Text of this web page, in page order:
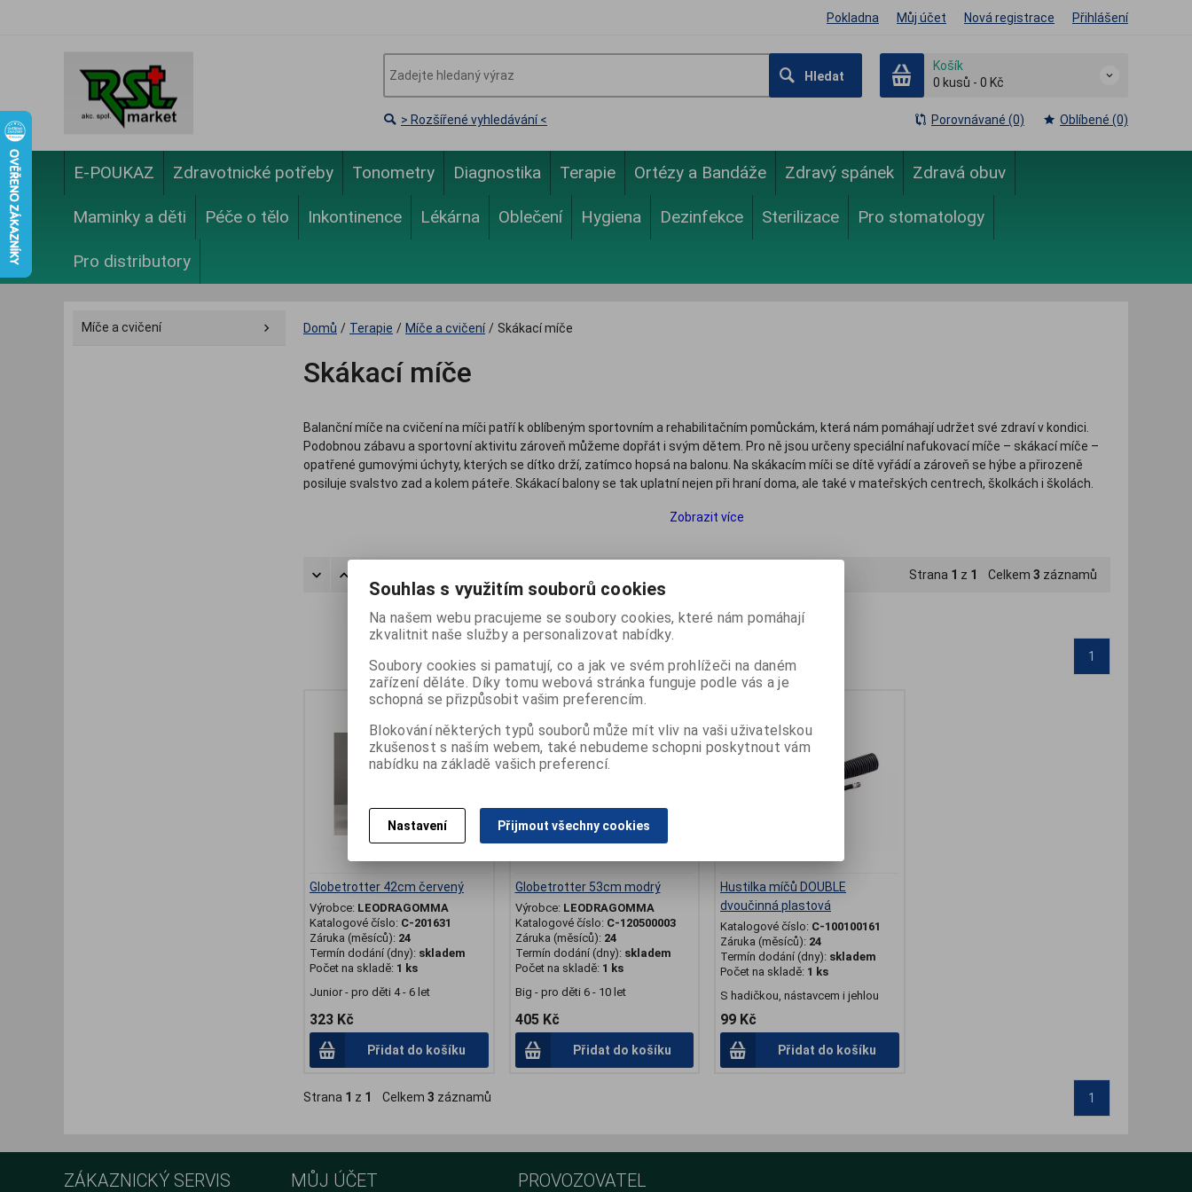
Pokladna Můj účet Nová registrace Přihlášení
Hledat
Košík
0 kusů - 0 Kč
> Rozšířené vyhledávání < Porovnávané (0) Oblíbené (0)
E-POUKAZ Zdravotnické potřeby Tonometry Diagnostika Terapie Ortézy a Bandáže Zdravý spánek Zdravá obuv
Maminky a děti Péče o tělo Inkontinence Lékárna Oblečení Hygiena Dezinfekce Sterilizace Pro stomatology
Pro distributory
Míče a cvičení Domů / Terapie / Míče a cvičení / Skákací míče
Skákací míče
Balanční míče na cvičení na míči patří k oblíbeným sportovním a rehabilitačním pomůckám, která nám pomáhají udržet své zdraví v kondici.
Podobnou zábavu a sportovní aktivitu zároveň můžeme dopřát i svým dětem. Pro ně jsou určeny speciální nafukovací míče – skákací míče –
opatřené gumovými úchyty, kterých se dítko drží, zatímco hopsá na balonu. Na skákacím míči se dítě vyřádí a zároveň se hýbe a přirozeně
posiluje svalstvo zad a kolem páteře. Skákací balony se tak uplatní nejen při hraní doma, ale také v mateřských centrech, školkách i školách.
V našem sortimentu balančních míčů naleznete kvalitní a odolné skákací balony různých velkostí pro různé věkové skupiny dětí – skákací míče
Zobrazit více
Strana 1 z 1 Celkem 3 záznamů
Počet na stránku 20 40 60
1
Globetrotter 42cm červený
Výrobce: LEODRAGOMMA
Katalogové číslo: C-201631
Záruka (měsíců): 24
Termín dodání (dny): skladem
Počet na skladě: 1 ks
Junior - pro děti 4 - 6 let
323 Kč
Přidat do košíku
Globetrotter 53cm modrý
Výrobce: LEODRAGOMMA
Katalogové číslo: C-120500003
Záruka (měsíců): 24
Termín dodání (dny): skladem
Počet na skladě: 1 ks
Big - pro děti 6 - 10 let
405 Kč
Přidat do košíku
Hustilka míčů DOUBLE
dvoučinná plastová
Katalogové číslo: C-100100161
Záruka (měsíců): 24
Termín dodání (dny): skladem
Počet na skladě: 1 ks
S hadičkou, nástavcem i jehlou
99 Kč
Přidat do košíku
Strana 1 z 1 Celkem 3 záznamů 1
ZÁKAZNICKÝ SERVIS MŮJ ÚČET PROVOZOVATEL
Souhlas s využitím souborů cookies
Na našem webu pracujeme se soubory cookies, které nám pomáhají
zkvalitnit naše služby a personalizovat nabídky.
Soubory cookies si pamatují, co a jak ve svém prohlížeči na daném
zařízení děláte. Díky tomu webová stránka funguje podle vás a je
schopná se přizpůsobit vašim preferencím.
Blokování některých typů souborů může mít vliv na vaši uživatelskou
zkušenost s naším webem, také nebudeme schopni poskytnout vám
nabídku na základě vašich preferencí.
Nastavení Přijmout všechny cookies